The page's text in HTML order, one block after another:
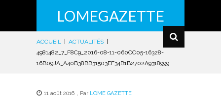
LOMEGAZETTE
ACCUEIL ACTUALITÉS
4981482_7_F8C9_2016-08-11-060CC05-16328-
16B09JA_A40B38BB31503EF34B1B2702A9318999
11 août 2016 , Par LOME GAZETTE